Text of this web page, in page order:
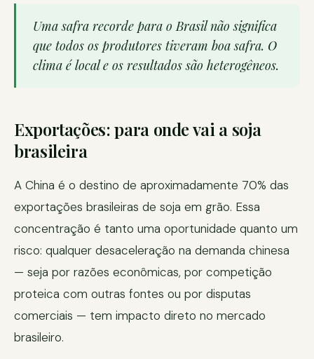
Uma safra recorde para o Brasil não significa
que todos os produtores tiveram boa safra. O
clima é local e os resultados são heterogêneos.
Exportações: para onde vai a soja
brasileira
A China é o destino de aproximadamente 70% das
exportações brasileiras de soja em grão. Essa
concentração é tanto uma oportunidade quanto um
risco: qualquer desaceleração na demanda chinesa
— seja por razões econômicas, por competição
proteica com outras fontes ou por disputas
comerciais — tem impacto direto no mercado
brasileiro.